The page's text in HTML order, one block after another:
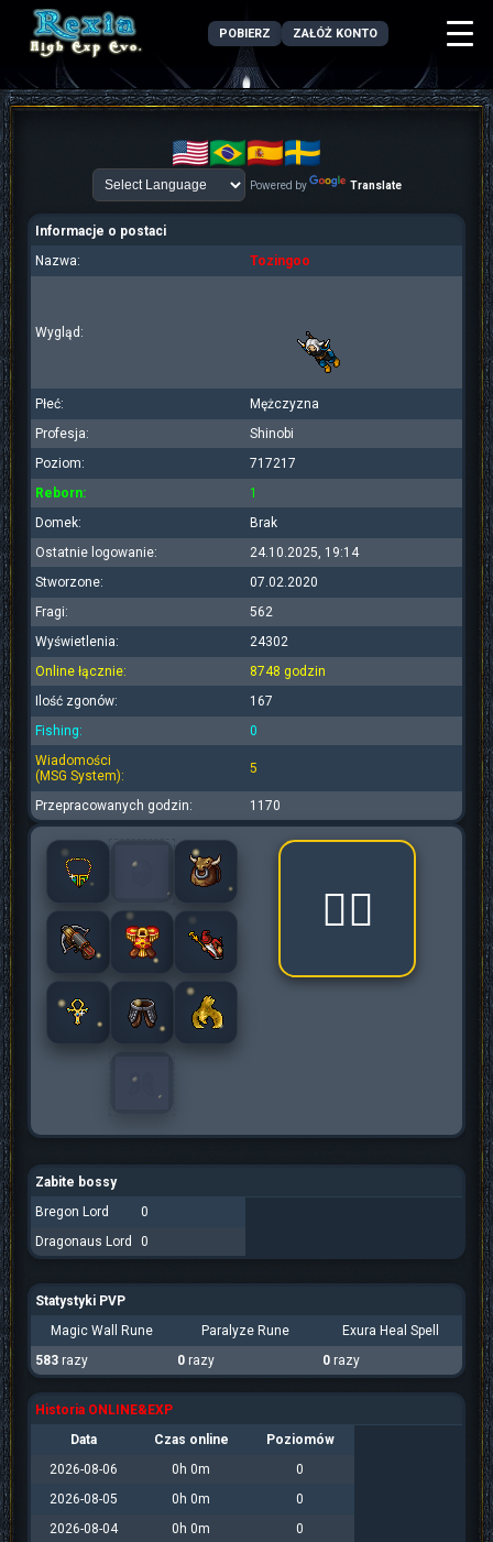
POBIERZ ZAŁÓŻ KONTO
Powered by Translate
Informacje o postaci
Nazwa:
Tozingoo
Wygląd:
Płeć:
Mężczyzna
Profesja:
Shinobi
Poziom:
717217
Reborn:
1
Domek:
Brak
Ostatnie logowanie:
24.10.2025, 19:14
Stworzone:
07.02.2020
Fragi:
562
Wyświetlenia:
24302
Online łącznie:
8748 godzin
Ilość zgonów:
167
Fishing:
0
Wiadomości
(MSG System):
5
Przepracowanych godzin: 1170
🧟‍♂️
Zabite bossy
Bregon Lord
0
Dragonaus Lord
0
Statystyki PVP
Magic Wall Rune
Paralyze Rune
Exura Heal Spell
583 razy 0 razy 0 razy
Historia ONLINE&EXP
Data
Czas online
Poziomów
2026-08-06
0h 0m
0
2026-08-05
0h 0m
0
2026-08-04
0h 0m
0